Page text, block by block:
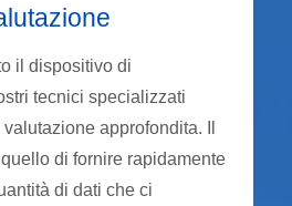
il dispositivo di
tecnici specializzati
approfondita. Il
di fornire rapidamente
di dati che ci